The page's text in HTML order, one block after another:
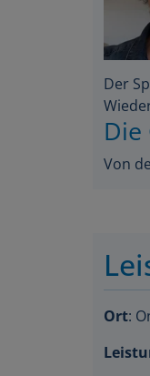
Der
Die
Von
Ort: